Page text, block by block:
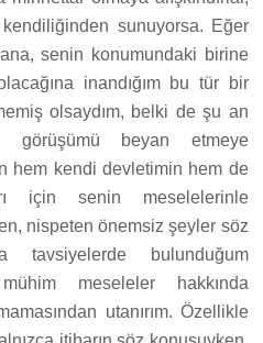
sunuyorsa. Eğer
senin konumundaki birine
inandığım bu tür bir
olsaydım, belki de şu an
görüşümü beyan etmeye
hem kendi devletimin hem de
için senin meselelerinle
nispeten önemsiz şeyler söz
tavsiyelerde bulunduğum
meseleler hakkında
utanırım. Özellikle